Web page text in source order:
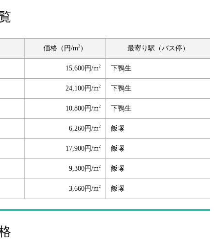
価格（円/m2 ） 最寄り駅（バス停）
15,600円/m2 下鴨生
24,100円/m2 下鴨生
10,800円/m2 下鴨生
6,260円/m2 飯塚
17,900円/m2 飯塚
9,300円/m2 飯塚
3,660円/m2 飯塚